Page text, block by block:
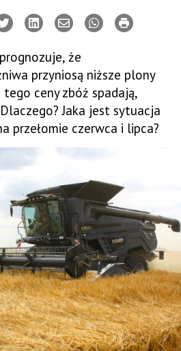
że
przyniosą niższe plony
tego ceny zbóż spadają,
Jaka jest sytuacja
przełomie czerwca i lipca?